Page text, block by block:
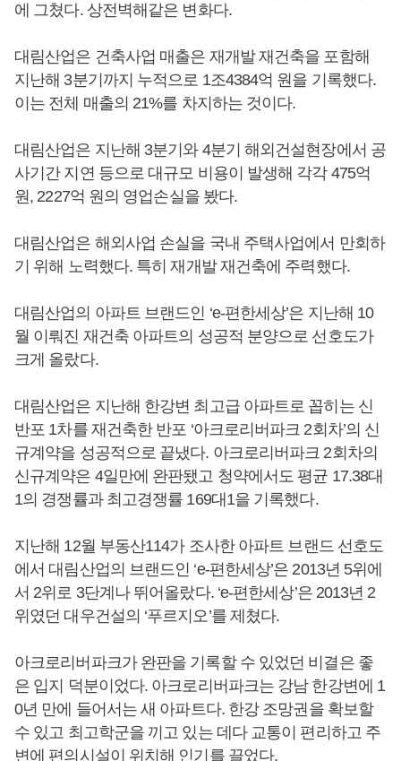
에 그쳤다. 상전벽해같은 변화다.
대림산업은 건축사업 매출은 재개발 재건축을 포함해
지난해 3분기까지 누적으로 1조4384억 원을 기록했다.
이는 전체 매출의 21%를 차지하는 것이다.
대림산업은 지난해 3분기와 4분기 해외건설현장에서 공
사기간 지연 등으로 대규모 비용이 발생해 각각 475억
원, 2227억 원의 영업손실을 봤다.
대림산업은 해외사업 손실을 국내 주택사업에서 만회하
기 위해 노력했다. 특히 재개발 재건축에 주력했다.
대림산업의 아파트 브랜드인 ‘e-편한세상’은 지난해 10
월 이뤄진 재건축 아파트의 성공적 분양으로 선호도가
크게 올랐다.
대림산업은 지난해 한강변 최고급 아파트로 꼽히는 신
반포 1차를 재건축한 반포 ‘아크로리버파크 2회차’의 신
규계약을 성공적으로 끝냈다. 아크로리버파크 2회차의
신규계약은 4일만에 완판됐고 청약에서도 평균 17.38대
1의 경쟁률과 최고경쟁률 169대1을 기록했다.
지난해 12월 부동산114가 조사한 아파트 브랜드 선호도
에서 대림산업의 브랜드인 ‘e-편한세상’은 2013년 5위에
서 2위로 3단계나 뛰어올랐다. ‘e-편한세상’은 2013년 2
위였던 대우건설의 ‘푸르지오’를 제쳤다.
아크로리버파크가 완판을 기록할 수 있었던 비결은 좋
은 입지 덕분이었다. 아크로리버파크는 강남 한강변에 1
0년 만에 들어서는 새 아파트다. 한강 조망권을 확보할
수 있고 최고학군을 끼고 있는 데다 교통이 편리하고 주
변에 편의시설이 위치해 인기를 끌었다.